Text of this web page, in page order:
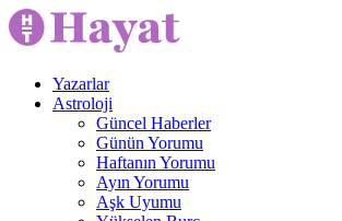
Yazarlar
Astroloji
Güncel Haberler
Günün Yorumu
Haftanın Yorumu
Ayın Yorumu
Aşk Uyumu